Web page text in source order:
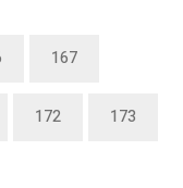
167
172 173